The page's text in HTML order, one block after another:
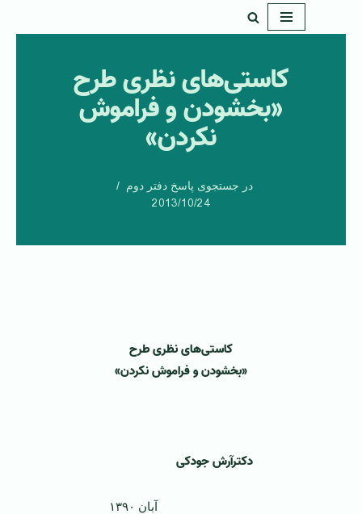
کاستی‌های نظری طرح
«بخشودن و فراموش
نکردن»
در جستجوی پاسخ دفتر دوم
2013/10/24
کاستی‌های نظری طرح
«بخشودن و فراموش نکردن»
دکترآرش جودکی
آبان ۱۳۹۰